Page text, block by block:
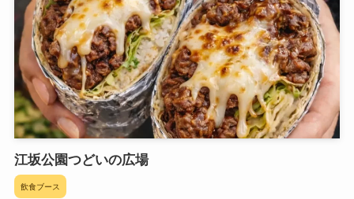
江坂公園つどいの広場
飲食ブース